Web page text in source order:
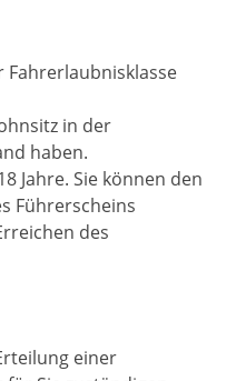
Fahrerlaubnisklasse
in der
haben.
Jahre. Sie können den
Führerscheins
des
einer